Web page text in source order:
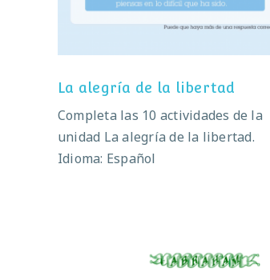
La alegría de la libertad
Completa las 10 actividades de la
unidad La alegría de la libertad.
Idioma: Español